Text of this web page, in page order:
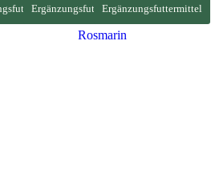
ErgänzungsfuttermittelErgänzungsfuttermittel